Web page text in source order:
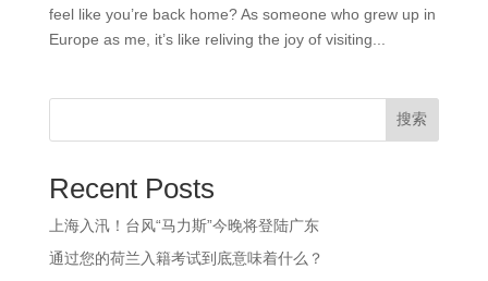
feel like you’re back home? As someone who grew up in
Europe as me, it’s like reliving the joy of visiting...
搜索
Recent Posts
上海入汛！台风“马力斯”今晚将登陆广东
通过您的荷兰入籍考试到底意味着什么？